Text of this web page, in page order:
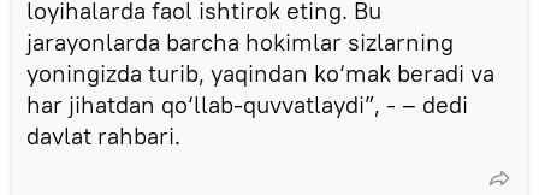
loyihalarda faol ishtirok eting. Bu
jarayonlarda barcha hokimlar sizlarning
yoningizda turib, yaqindan ko‘mak beradi va
har jihatdan qo‘llab-quvvatlaydi”, - – dedi
davlat rahbari.